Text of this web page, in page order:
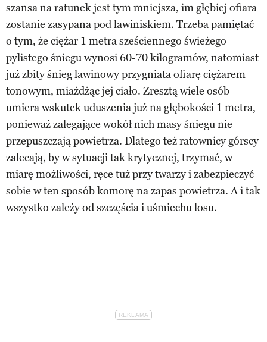
szansa na ratunek jest tym mniejsza, im głębiej ofiara
zostanie zasypana pod lawiniskiem. Trzeba pamiętać
o tym, że ciężar 1 metra sześciennego świeżego
pylistego śniegu wynosi 60-70 kilogramów, natomiast
już zbity śnieg lawinowy przygniata ofiarę ciężarem
tonowym, miażdżąc jej ciało. Zresztą wiele osób
umiera wskutek uduszenia już na głębokości 1 metra,
ponieważ zalegające wokół nich masy śniegu nie
przepuszczają powietrza. Dlatego też ratownicy górscy
zalecają, by w sytuacji tak krytycznej, trzymać, w
miarę możliwości, ręce tuż przy twarzy i zabezpieczyć
sobie w ten sposób komorę na zapas powietrza. A i tak
wszystko zależy od szczęścia i uśmiechu losu.